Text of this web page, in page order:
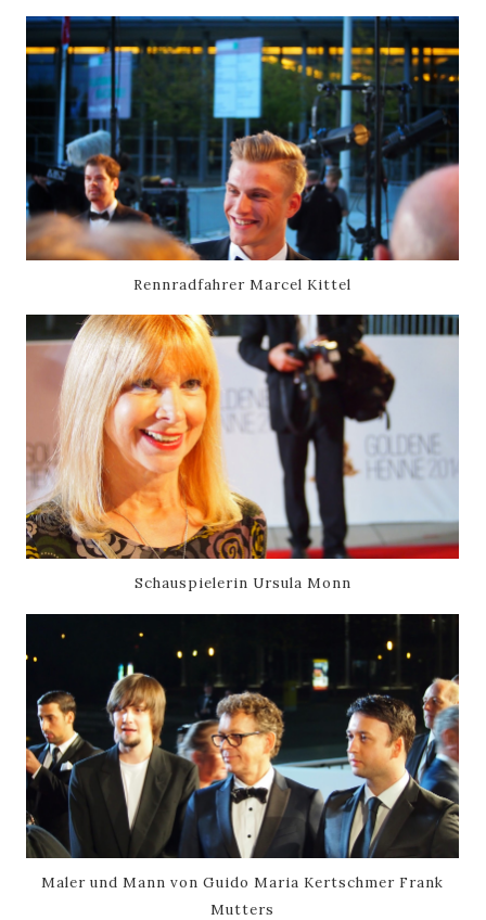
Rennradfahrer Marcel Kittel
Schauspielerin Ursula Monn
Maler und Mann von Guido Maria Kertschmer Frank
Mutters